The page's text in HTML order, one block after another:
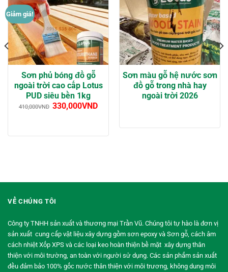
Giảm giá!
Sơn phủ bóng đồ gỗ
ngoài trời cao cấp Lotus
PUD siêu bền 1kg
410,000VND 330,000VND
Sơn màu gỗ hệ nước sơn
đồ gỗ trong nhà hay
ngoài trời 2026
VỀ CHÚNG TÔI
Công ty TNHH sản xuất và thương mại Trần Vũ. Chúng tôi tự hào là đơn vị
sản xuất cung cấp vật liệu xây dựng gồm sơn epoxy và Sơn gỗ, cách âm
cách nhiệt Xốp XPS và các loại keo hoàn thiện bề mặt xây dựng thân
thiện với môi trường, an toàn với người sử dụng. Các sản phẩm sản xuất
đều đảm bảo 100% gốc nước thân thiện với môi trương, không dung môi